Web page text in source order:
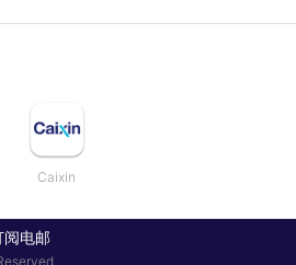
仅排名178位（表3）。
Caixin
电邮